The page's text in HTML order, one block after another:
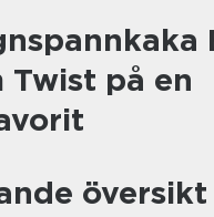
Twist på en
översikt